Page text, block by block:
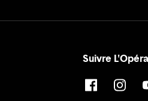
Suivre